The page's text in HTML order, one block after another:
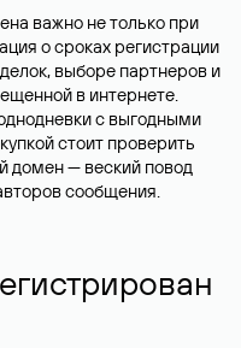
важно не только при
о сроках регистрации
выборе партнеров и
в интернете.
с выгодными
стоит проверить
домен — веский повод
сообщения.